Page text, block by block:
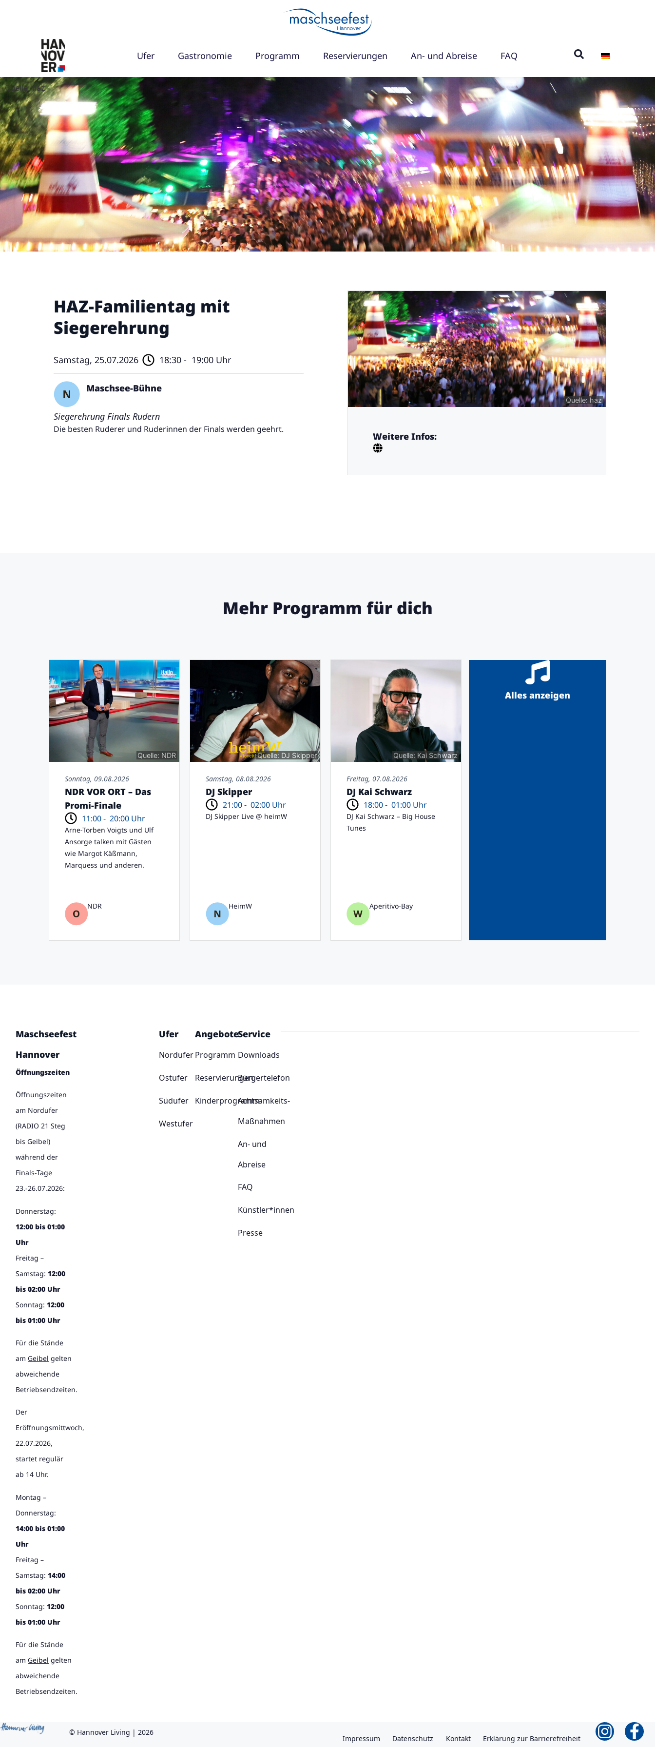
Ufer Gastronomie Programm Reservierungen An- und Abreise FAQ
Quelle: haz
HAZ-Familientag mit
Siegerehrung
Samstag, 25.07.2026 18:30 - 19:00 Uhr
Maschsee-Bühne
Siegerehrung Finals Rudern
Die besten Ruderer und Ruderinnen der Finals werden geehrt.
Quelle: haz
Weitere Infos:
Mehr Programm für dich
Quelle: NDR
Sonntag, 09.08.2026
NDR VOR ORT – Das
Promi-Finale
11:00 - 20:00 Uhr
Arne-Torben Voigts und Ulf
Ansorge talken mit Gästen
wie Margot Käßmann,
Marquess und anderen.
NDR
Quelle: DJ Skipper
Samstag, 08.08.2026
DJ Skipper
21:00 - 02:00 Uhr
DJ Skipper Live @ heimW
HeimW
Quelle: Kai Schwarz
Freitag, 07.08.2026
DJ Kai Schwarz
18:00 - 01:00 Uhr
DJ Kai Schwarz – Big House
Tunes
Aperitivo-Bay
Alles anzeigen
Maschseefest
Hannover
Öffnungszeiten
Öffnungszeiten
am Nordufer
(RADIO 21 Steg
bis Geibel)
während der
Finals-Tage
23.-26.07.2026:
Donnerstag:
12:00 bis 01:00
Uhr
Freitag –
Samstag: 12:00
bis 02:00 Uhr
Sonntag: 12:00
bis 01:00 Uhr
Für die Stände
am Geibel gelten
abweichende
Betriebsendzeiten.
Der
Eröffnungsmittwoch,
22.07.2026,
startet regulär
ab 14 Uhr.
Montag –
Donnerstag:
14:00 bis 01:00
Uhr
Freitag –
Samstag: 14:00
bis 02:00 Uhr
Sonntag: 12:00
bis 01:00 Uhr
Für die Stände
am Geibel gelten
abweichende
Betriebsendzeiten.
Ufer
Nordufer
Ostufer
Südufer
Westufer
Angebote
Programm
Reservierungen
Kinderprogramm
Service
Downloads
Bürgertelefon
Achtsamkeits-
Maßnahmen
An- und
Abreise
FAQ
Künstler*innen
Presse
© Hannover Living | 2026
Impressum Datenschutz Kontakt Erklärung zur Barrierefreiheit